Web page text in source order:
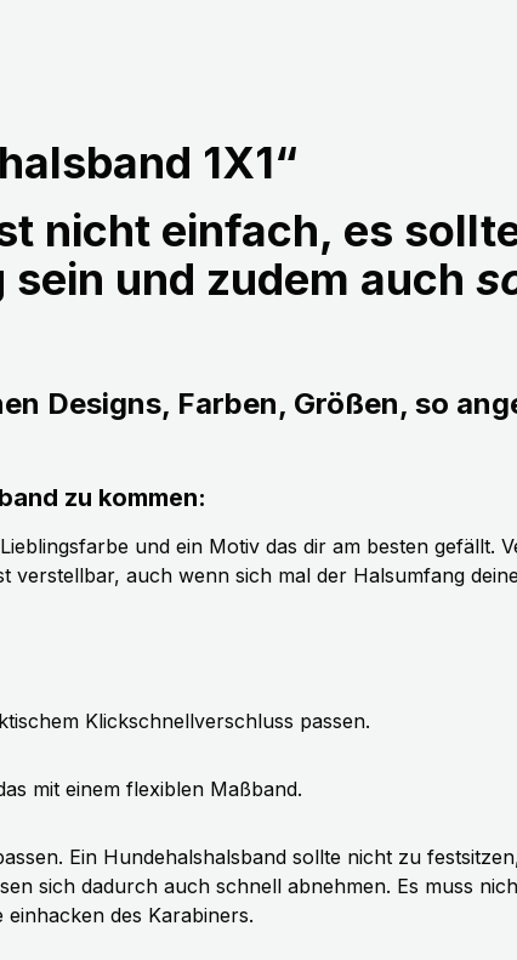
1X1“
nicht einfach, es
und zudem auch
Designs, Farben, Größen, so
zu kommen:
und ein Motiv das dir am besten gefällt.
auch wenn sich mal der Halsumfang
Klickschnellverschluss passen.
mit einem flexiblen Maßband.
Ein Hundehalshalsband sollte nicht zu
sich dadurch auch schnell abnehmen. Es muss
des Karabiners.